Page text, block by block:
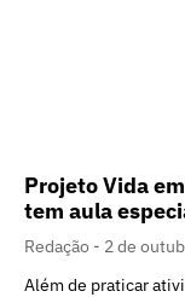
Projeto Vida
tem aula
Redação
2 de
Além de praticar